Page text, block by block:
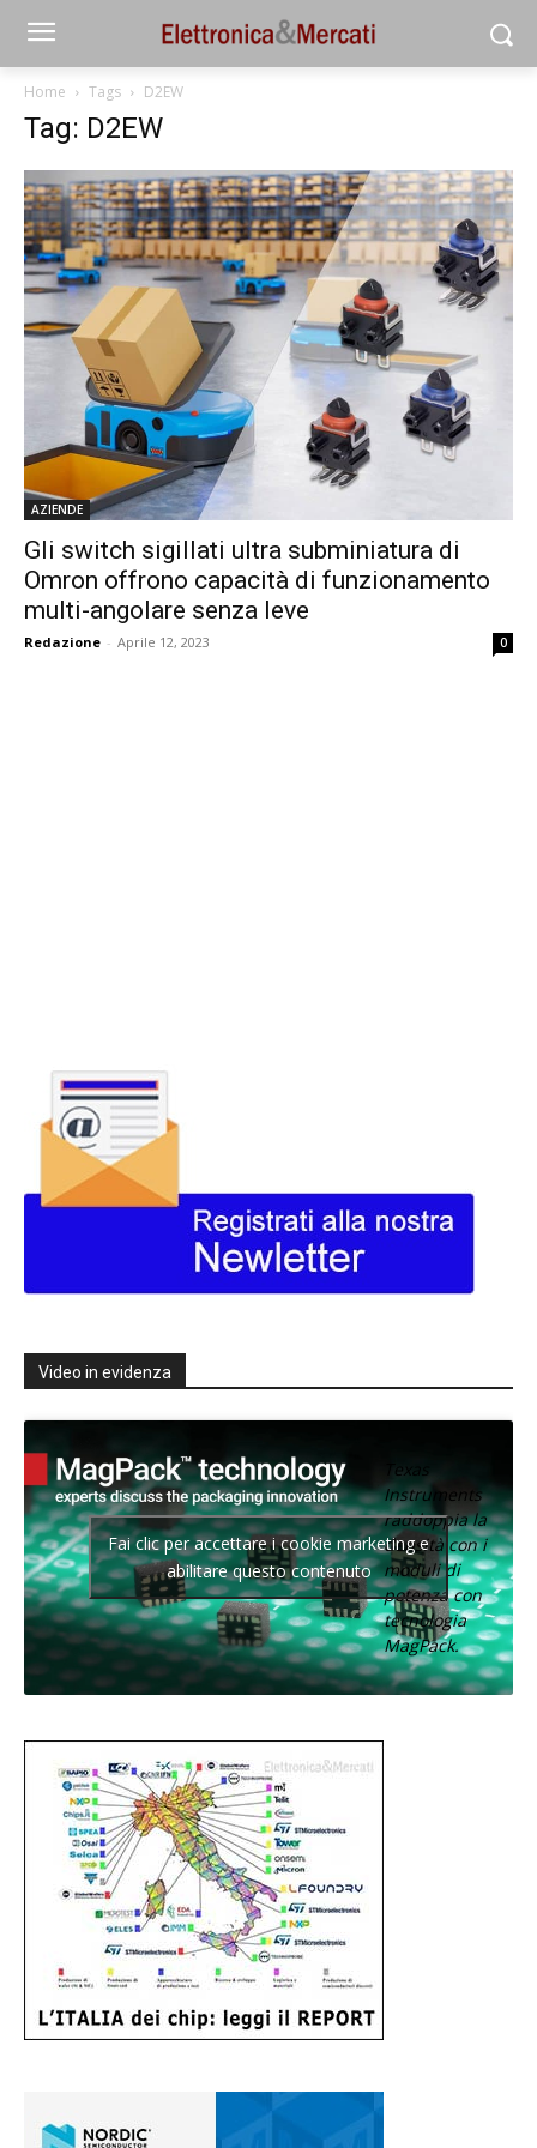
Home Tags D2EW
Tag: D2EW
AZIENDE
Gli switch sigillati ultra subminiatura di
Omron offrono capacità di funzionamento
multi-angolare senza leve
Redazione - Aprile 12, 2023 0
Video in evidenza
Texas
Instruments
raddoppia la
densità con i
moduli di
potenza con
tecnologia
MagPack.
Fai clic per accettare i cookie marketing e
abilitare questo contenuto